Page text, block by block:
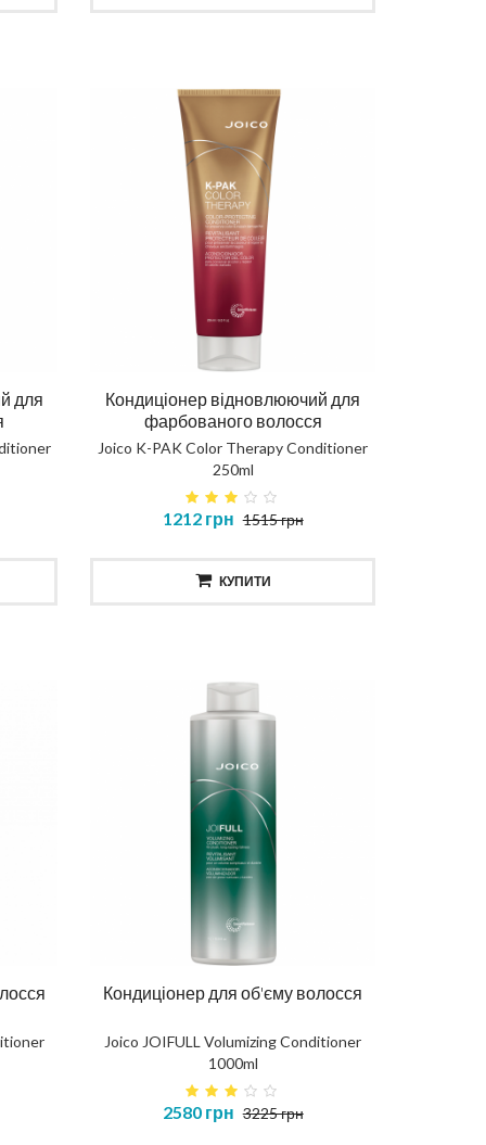
для
Кондиціонер відновлюючий для
фарбованого волосся
Joico K-PAK Color Therapy Conditioner
250ml
1212 грн 1515 грн
КУПИТИ
Кондиціонер для об'єму волосся
Joico JOIFULL Volumizing Conditioner
1000ml
2580 грн 3225 грн